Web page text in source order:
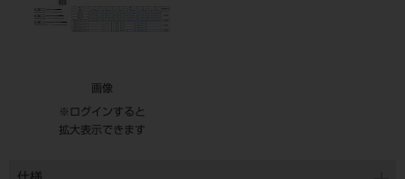
画像
※ログインすると
拡大表示できます